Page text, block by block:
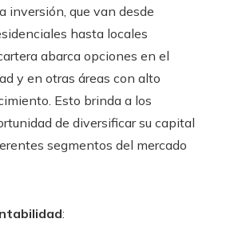
inversión, que van desde
hasta locales
abarca opciones en el
y en otras áreas con alto
Esto brinda a los
de diversificar su capital
segmentos del mercado
: